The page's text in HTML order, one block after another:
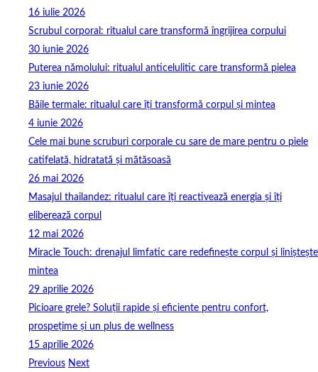
16 iulie 2026
Scrubul corporal: ritualul care transformă îngrijirea corpului
30 iunie 2026
Puterea nămolului: ritualul anticelulitic care transformă pielea
23 iunie 2026
Băile termale: ritualul care îți transformă corpul și mintea
4 iunie 2026
Cele mai bune scruburi corporale cu sare de mare pentru o piele
catifelată, hidratată și mătăsoasă
26 mai 2026
Masajul thailandez: ritualul care îți reactivează energia și îți
eliberează corpul
12 mai 2026
Miracle Touch: drenajul limfatic care redefinește corpul și liniștește
mintea
29 aprilie 2026
Picioare grele? Soluții rapide și eficiente pentru confort,
prospețime și un plus de wellness
15 aprilie 2026
Previous Next